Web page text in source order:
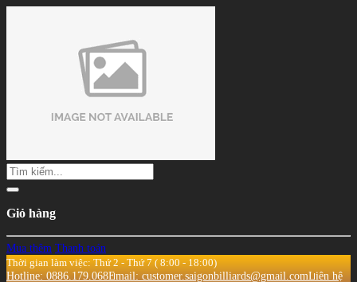
Giỏ hàng
Mua thêm Thanh toán
Thời gian làm việc: Thứ 2 - Thứ 7 ( 8:00 - 18:00)
Hotline: 0886.179.068Email: customer.saigonbilliards@gmail.comLiên hệ